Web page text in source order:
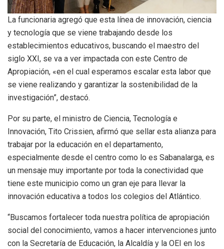
La funcionaria agregó que esta línea de innovación, ciencia
y tecnología que se viene trabajando desde los
establecimientos educativos, buscando el maestro del
siglo XXI, se va a ver impactada con este Centro de
Apropiación, «en el cual esperamos escalar esta labor que
se viene realizando y garantizar la sostenibilidad de la
investigación”, destacó.
Por su parte, el ministro de Ciencia, Tecnología e
Innovación, Tito Crissien, afirmó que sellar esta alianza para
trabajar por la educación en el departamento,
especialmente desde el centro como lo es Sabanalarga, es
un mensaje muy importante por toda la conectividad que
tiene este municipio como un gran eje para llevar la
innovación educativa a todos los colegios del Atlántico.
“Buscamos fortalecer toda nuestra política de apropiación
social del conocimiento, vamos a hacer intervenciones junto
con la Secretaría de Educación, la Alcaldía y la OEI en los